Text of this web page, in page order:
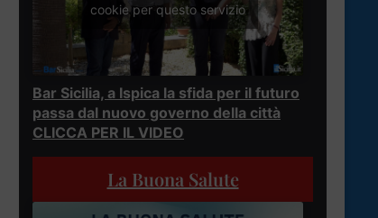
cookie per questo servizio
Bar Sicilia, a Ispica la sfida per il futuro
passa dal nuovo governo della città
CLICCA PER IL VIDEO
La Buona Salute